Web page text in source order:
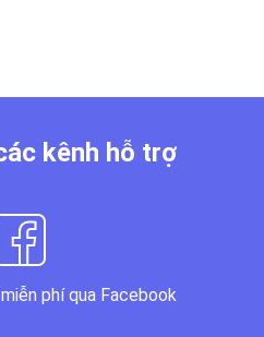
kênh hỗ trợ
phí qua Facebook